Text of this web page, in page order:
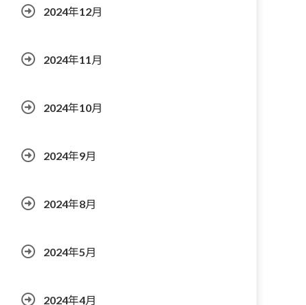
2024年12月
2024年11月
2024年10月
2024年9月
2024年8月
2024年5月
2024年4月